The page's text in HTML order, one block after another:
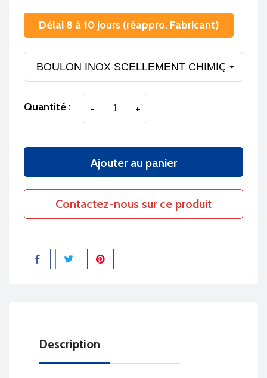
Délai 8 à 10 jours (réappro. Fabricant)
Quantité : - +
Ajouter au panier
Contactez-nous sur ce produit
Partager
Description